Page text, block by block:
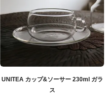
UNITEA カップ&ソーサー 230ml ガラ
ス